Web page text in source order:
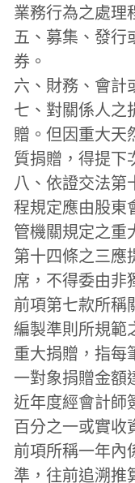
業務行為之處理
五、募集、發行
券。
六、財務、會計
七、對關係人之
贈。但因重大天
質捐贈，得提下
八、依證交法第
程規定應由股東
管機關規定之重
第十四條之三應
席，不得委由非
前項第七款所稱
編製準則所規範
重大捐贈，指每
一對象捐贈金額
近年度經會計師
百分之一或實收
前項所稱一年內
準，往前追溯推